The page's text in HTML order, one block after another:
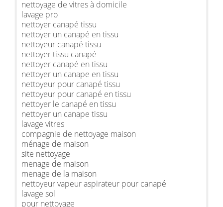
nettoyage de vitres à domicile
lavage pro
nettoyer canapé tissu
nettoyer un canapé en tissu
nettoyeur canapé tissu
nettoyer tissu canapé
nettoyer canapé en tissu
nettoyer un canape en tissu
nettoyeur pour canapé tissu
nettoyeur pour canapé en tissu
nettoyer le canapé en tissu
nettoyer un canape tissu
lavage vitres
compagnie de nettoyage maison
ménage de maison
site nettoyage
menage de maison
menage de la maison
nettoyeur vapeur aspirateur pour canapé
lavage sol
pour nettoyage